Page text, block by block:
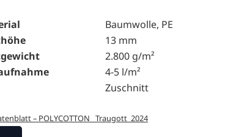
Baumwolle, PE
13 mm
2.800 g/m²
4-5 l/m²
Zuschnitt
– POLYCOTTON _Traugott_2024